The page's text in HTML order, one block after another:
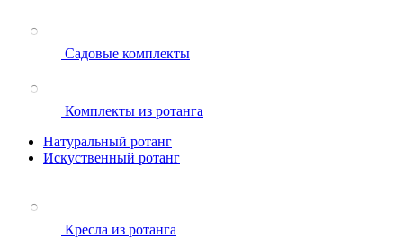
Садовые комплекты
Комплекты из ротанга
Натуральный ротанг
Искуственный ротанг
Кресла из ротанга